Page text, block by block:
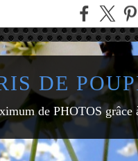
DE
de PHOTOS